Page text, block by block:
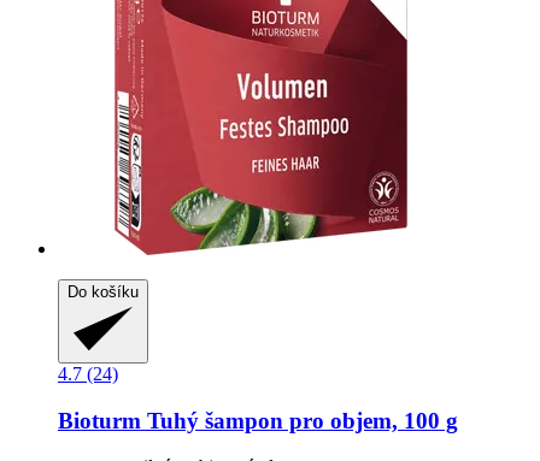
Do košíku
4.7 (24)
Bioturm Tuhý šampon pro objem, 100 g